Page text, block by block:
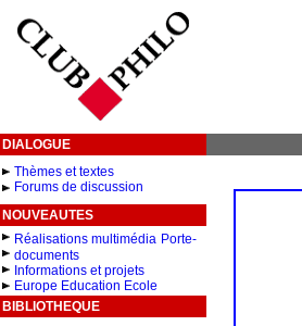
DIALOGUE
Thèmes et textes
Forums de discussion
NOUVEAUTES
Réalisations multimédia Porte-
documents
Informations et projets
Europe Education Ecole
BIBLIOTHEQUE